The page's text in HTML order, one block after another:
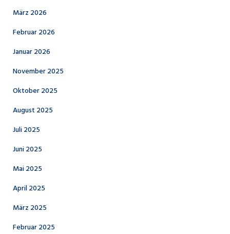
März 2026
Februar 2026
Januar 2026
November 2025
Oktober 2025
August 2025
Juli 2025
Juni 2025
Mai 2025
April 2025
März 2025
Februar 2025